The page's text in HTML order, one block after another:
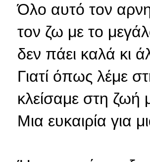
Όλο αυτό τον
τον ζω με το
δεν πάει καλά κι
Γιατί όπως λέμε
κλείσαμε στη ζωή
Μια ευκαιρία για